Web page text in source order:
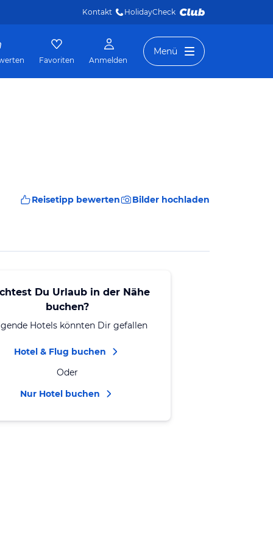
Kontakt HolidayCheck
Favoriten Anmelden
Menü
Reisetipp bewerten Bilder hochladen
Du Urlaub in der Nähe
buchen?
Hotels könnten Dir gefallen
Hotel & Flug buchen
Oder
Nur Hotel buchen